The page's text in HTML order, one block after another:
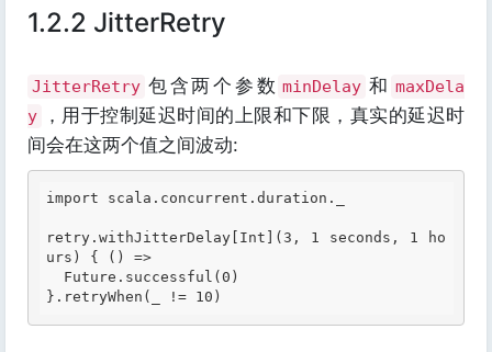
1.2.2 JitterRetry
JitterRetry 包含两个参数 minDelay 和 maxDela
y
，用于控制延迟时间的上限和下限，真实的延迟时
间会在这两个值之间波动:
import scala.concurrent.duration._
retry.withJitterDelay[ Int ]( 3, 1 seconds, 1 ho
urs ) { () =>